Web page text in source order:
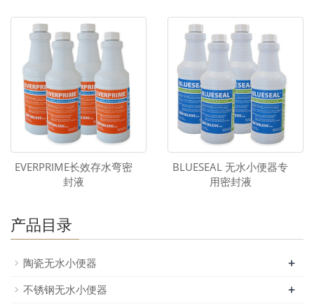
EVERPRIME长效存水弯密
封液
BLUESEAL 无水小便器专
用密封液
产品目录
陶瓷无水小便器 +
不锈钢无水小便器 +